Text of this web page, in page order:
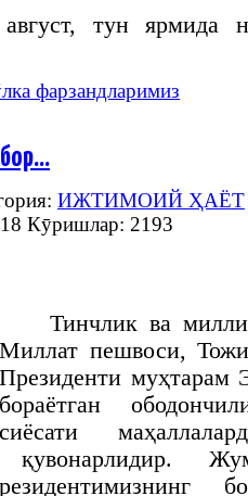
тун ярмида
фарзандларимиз
бор…
ИЖТИМОИЙ ҲАЁТ
Кӯришлар: 2193
Тинчлик ва
Миллат пешвоси,
Президенти муҳтарам
бораётган
сиёсати
қувонарлидир.